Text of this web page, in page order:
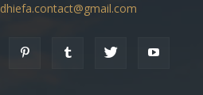
dhiefa.contact@gmail.com